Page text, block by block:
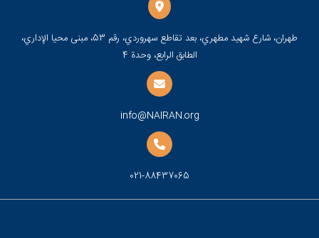
طهران، شارع شهيد مطهري، بعد تقاطع سهروردي، رقم 53، مبنى محيا الإداري،
الطابق الرابع، وحدة 4
info@NAIRAN.org
021-88437065